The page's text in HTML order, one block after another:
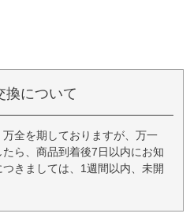
換について
全を期しておりますが、万一
ら、商品到着後7日以内にお知
きましては、1週間以内、未開